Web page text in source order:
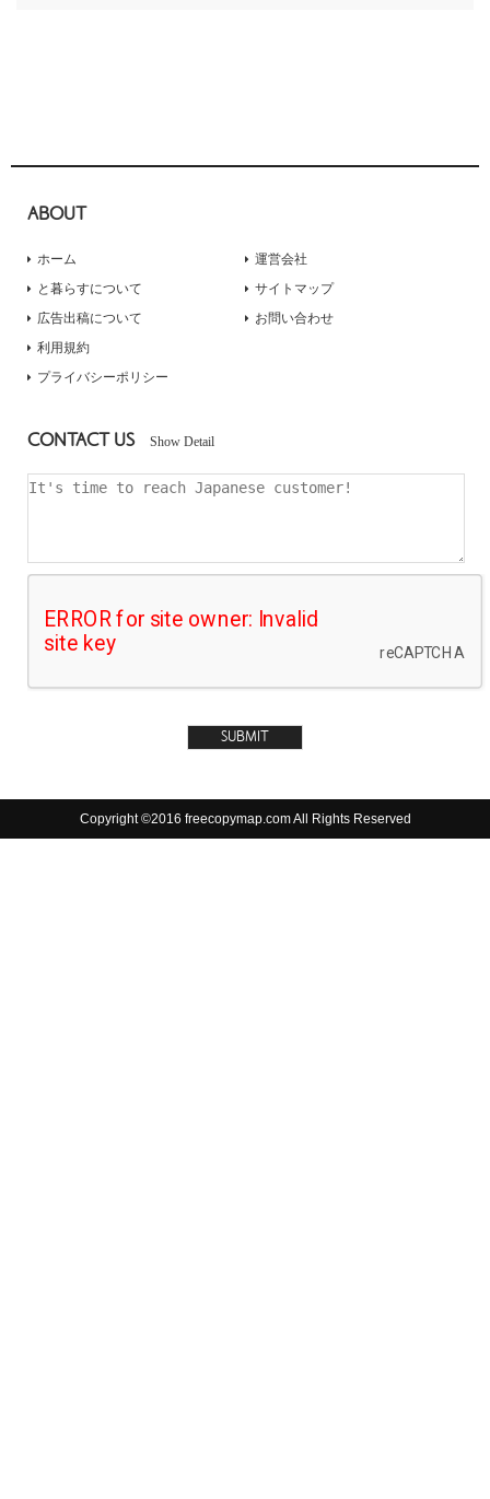
ABOUT
ホーム
と暮らすについて
広告出稿について
運営会社
サイトマップ
お問い合わせ
利用規約
プライバシーポリシー
CONTACT US Show Detail
Copyright ©2016 freecopymap.com All Rights Reserved